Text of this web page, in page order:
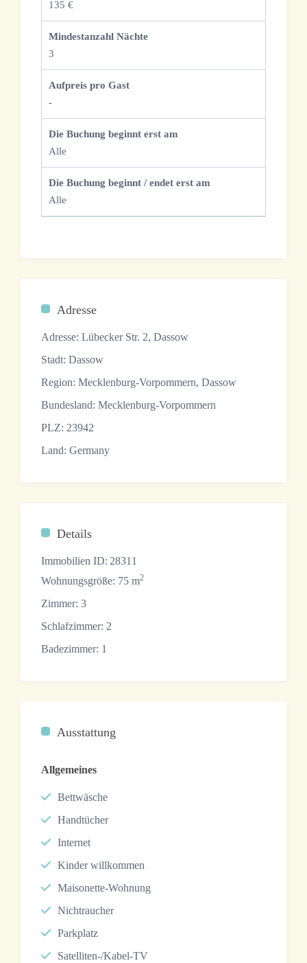
135 €
Mindestanzahl Nächte
3
Aufpreis pro Gast
-
Die Buchung beginnt erst am
Alle
Die Buchung beginnt / endet erst am
Alle
Adresse
Adresse: Lübecker Str. 2, Dassow
Stadt: Dassow
Region: Mecklenburg-Vorpommern, Dassow
Bundesland: Mecklenburg-Vorpommern
PLZ: 23942
Land: Germany
Details
Immobilien ID: 28311
Wohnungsgröße: 75 m2
Zimmer: 3
Schlafzimmer: 2
Badezimmer: 1
Ausstattung
Allgemeines
Bettwäsche
Handtücher
Internet
Kinder willkommen
Maisonette-Wohnung
Nichtraucher
Parkplatz
Satelliten-/Kabel-TV